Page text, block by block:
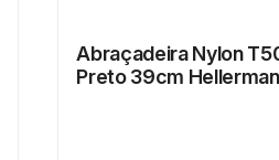
Abraçadeira Nylon
Preto 39cm